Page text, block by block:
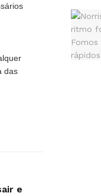
das
e